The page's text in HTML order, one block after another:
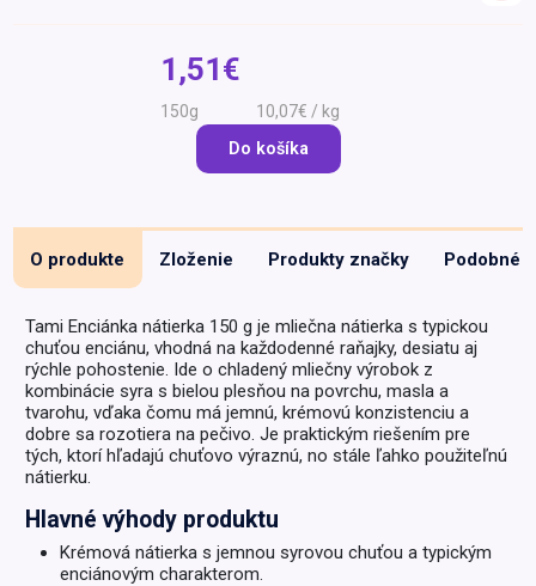
Darčekové
poukazy
Recepty
Domáci miláčikovia
1,51€
150g 10,07€ / kg
Do košíka
O produkte Zloženie Produkty značky Podobné
Tami Enciánka nátierka 150 g je mliečna nátierka s typickou
chuťou enciánu, vhodná na každodenné raňajky, desiatu aj
rýchle pohostenie. Ide o chladený mliečny výrobok z
kombinácie syra s bielou plesňou na povrchu, masla a
tvarohu, vďaka čomu má jemnú, krémovú konzistenciu a
dobre sa rozotiera na pečivo. Je praktickým riešením pre
tých, ktorí hľadajú chuťovo výraznú, no stále ľahko použiteľnú
nátierku.
Hlavné výhody produktu
Krémová nátierka s jemnou syrovou chuťou a typickým
enciánovým charakterom.